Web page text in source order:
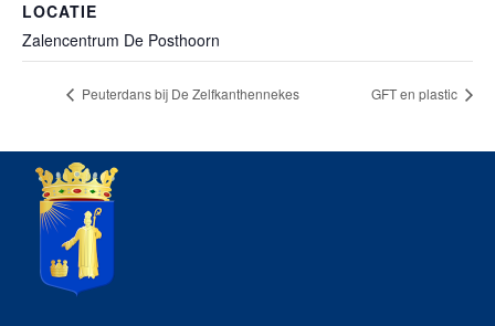
LOCATIE
Zalencentrum De Posthoorn
Peuterdans bij De Zelfkanthennekes GFT en plastic